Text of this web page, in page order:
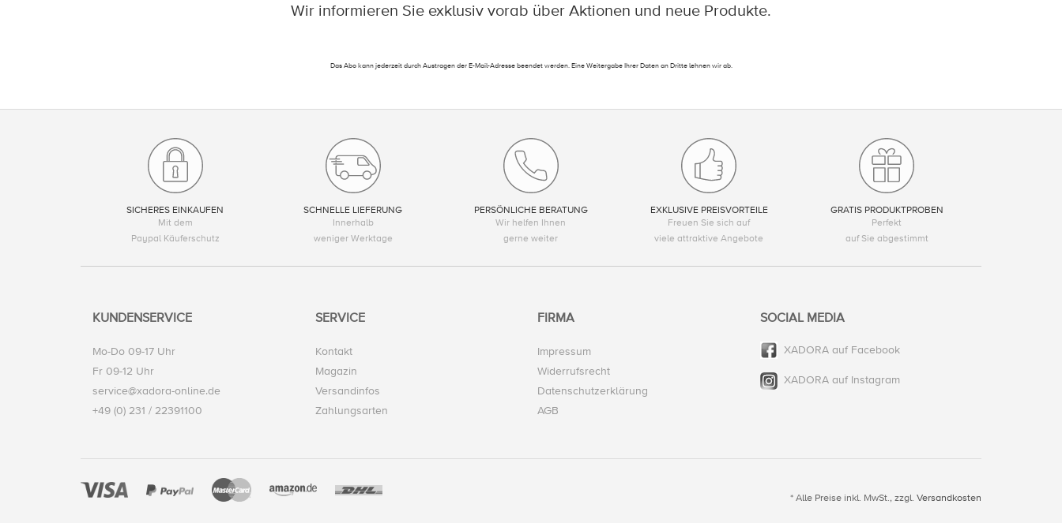
Wir informieren Sie exklusiv vorab über Aktionen und neue Produkte.
Das Abo kann jederzeit durch Austragen der E-Mail-Adresse beendet werden. Eine Weitergabe Ihrer Daten an Dritte lehnen wir ab.
SICHERES EINKAUFEN
Mit dem
Paypal Käuferschutz
SCHNELLE LIEFERUNG
Innerhalb
weniger Werktage
PERSÖNLICHE BERATUNG
Wir helfen Ihnen
gerne weiter
EXKLUSIVE PREISVORTEILE
Freuen Sie sich auf
viele attraktive Angebote
GRATIS PRODUKTPROBEN
Perfekt
auf Sie abgestimmt
KUNDENSERVICE
Mo-Do 09-17 Uhr
Fr 09-12 Uhr
service@xadora-online.de
+49 (0) 231 / 22391100
SERVICE
Kontakt
Magazin
Versandinfos
Zahlungsarten
FIRMA
Impressum
Widerrufsrecht
Datenschutzerklärung
AGB
SOCIAL MEDIA
XADORA auf Facebook
XADORA auf Instagram
* Alle Preise inkl. MwSt., zzgl. Versandkosten